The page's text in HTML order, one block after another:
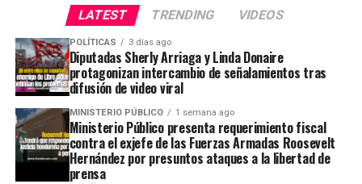
LATEST TRENDING VIDEOS
POLÍTICAS 3 días ago
Diputadas Sherly Arriaga y Linda Donaire
protagonizan intercambio de señalamientos tras
difusión de video viral
MINISTERIO PÚBLICO 1 semana ago
Ministerio Público presenta requerimiento fiscal
contra el exjefe de las Fuerzas Armadas Roosevelt
Hernández por presuntos ataques a la libertad de
prensa